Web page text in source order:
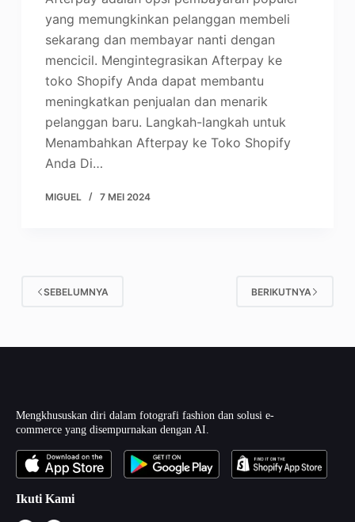
yang memungkinkan pelanggan membeli
sekarang dan membayar nanti dengan
mencicil. Mengintegrasikan Afterpay ke
toko Shopify Anda dapat membantu
meningkatkan penjualan dan menarik
pelanggan baru. Langkah-langkah untuk
Menambahkan Afterpay ke Toko Shopify
Anda Di…
MIGUEL 7 MEI 2024
SEBELUMNYA BERIKUTNYA
Mengkhususkan diri dalam fotografi fashion dan solusi e-
commerce yang disempurnakan dengan AI.
Ikuti Kami